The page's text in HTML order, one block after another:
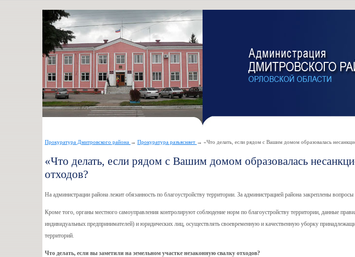
Прокуратура Дмитровского района → Прокуратура разъясняет → «Что делать, если рядом с Вашим домом образовалась
«Что делать, если рядом с Вашим домом образовалась
отходов?
На администрации района лежит обязанность по благоустройству территории. За администрацией района закреплены
Кроме того, органы местного самоуправления контролируют соблюдение норм по благоустройству территории, данные
индивидуальных предпринимателей) и юридических лиц, осуществлять своевременную и качественную уборку
территорий.
Что делать, если вы заметили на земельном участке незаконную свалку отходов?